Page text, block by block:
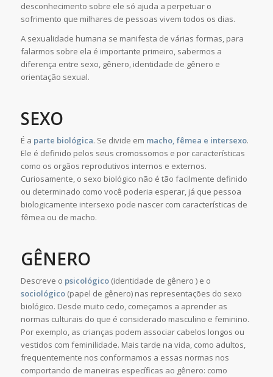
desconhecimento sobre ele só ajuda a perpetuar o
sofrimento que milhares de pessoas vivem todos os dias.
A sexualidade humana se manifesta de várias formas, para
falarmos sobre ela é importante primeiro, sabermos a
diferença entre sexo, gênero, identidade de gênero e
orientação sexual.
SEXO
É a parte biológica. Se divide em macho, fêmea e intersexo.
Ele é definido pelos seus cromossomos e por características
como os orgãos reprodutivos internos e externos.
Curiosamente, o sexo biológico não é tão facilmente definido
ou determinado como você poderia esperar, já que pessoa
biologicamente intersexo pode nascer com características de
fêmea ou de macho.
GÊNERO
Descreve o psicológico(identidade de gênero ) e o
sociológico(papel de gênero) nas representações do sexo
biológico. Desde muito cedo, começamos a aprender as
normas culturais do que é considerado masculino e feminino.
Por exemplo, as crianças podem associar cabelos longos ou
vestidos com feminilidade. Mais tarde na vida, como adultos,
frequentemente nos conformamos a essas normas nos
comportando de maneiras específicas ao gênero: como